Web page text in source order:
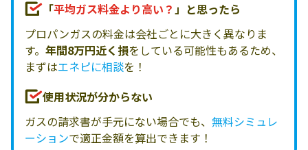
「平均ガス料金より高い？」と思ったら
プロパンガスの料金は会社ごとに大きく異なりま
す。 年間8万円近く損をしている可能性もあるため、
まずはエネピに相談を！
使用状況が分からない
ガスの請求書が手元にない場合でも、 無料シミュレ
ーションで適正金額を算出できます！